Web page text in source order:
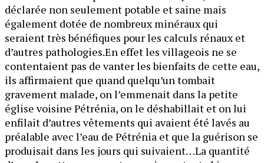
déclarée non seulement potable et saine mais
également dotée de nombreux minéraux qui
seraient très bénéfiques pour les calculs rénaux et
d’autres pathologies.En effet les villageois ne se
contentaient pas de vanter les bienfaits de cette eau,
ils affirmaient que quand quelqu’un tombait
gravement malade, on l’emmenait dans la petite
église voisine Pétrénia, on le déshabillait et on lui
enfilait d’autres vêtements qui avaient été lavés au
préalable avec l’eau de Pétrénia et que la guérison se
produisait dans les jours qui suivaient…La quantité